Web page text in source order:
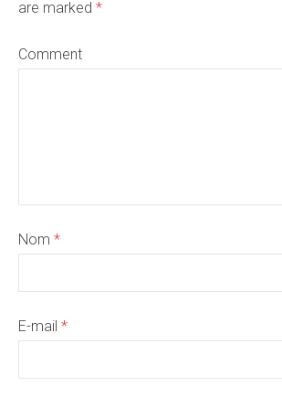
are marked *
Comment
Nom *
E-mail *